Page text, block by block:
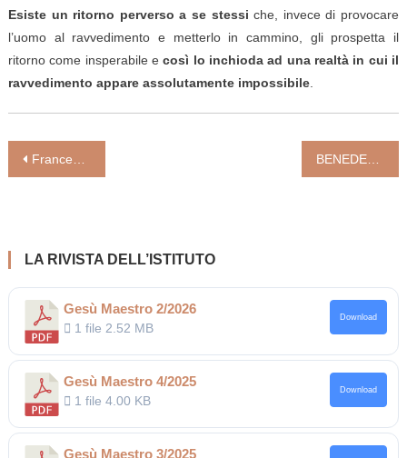
Esiste un ritorno perverso a se stessi che, invece di provocare
l’uomo al ravvedimento e metterlo in cammino, gli prospetta il
ritorno come insperabile ecosì lo inchioda ad una realtà in cui il
ravvedimento appare assolutamente impossibile.
Navigazione
Francesco di Sales, lettera apostolica del Papa: tutto appartiene all’amore BENEDETTO XVI. IN MEMORIAM (di Federico Lombardi)
LA RIVISTA DELL’ISTITUTO
Gesù Maestro 2/2026
1 file 2.52 MB
Download
Gesù Maestro 4/2025
1 file4.00 KB
Download
Gesù Maestro 3/2025